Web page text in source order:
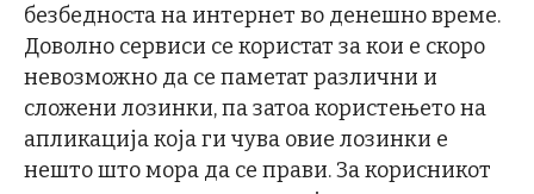
безбедноста на интернет во денешно време.
Доволно сервиси се користат за кои е скоро
невозможно да се паметат различни и
сложени лозинки, па затоа користењето на
апликација која ги чува овие лозинки е
нешто што мора да се прави. За корисникот